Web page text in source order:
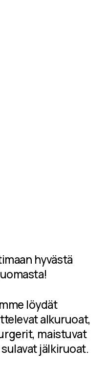
hyvästä
löydät
alkuruoat,
maistuvat
jälkiruoat.